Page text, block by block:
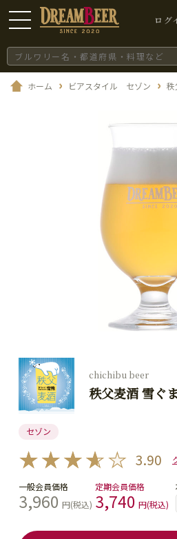
ログ
ホーム ビアスタイル セゾン 秩
chichibu beer
秩父麦酒 雪ぐま
セゾン
3.90
一般会員価格
3,960 円(税込)
定期会員価格
3,740 円(税込)